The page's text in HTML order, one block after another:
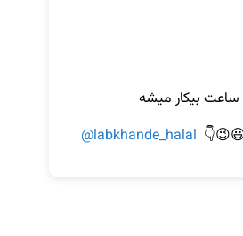
@labkhande_halal